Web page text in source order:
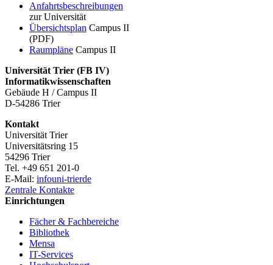
Anfahrtsbeschreibungen
zur Universität
Übersichtsplan Campus II
(PDF)
Raumpläne Campus II
Universität Trier (FB IV)
Informatikwissenschaften
Gebäude H / Campus II
D-54286 Trier
Kontakt
Universität Trier
Universitätsring 15
54296 Trier
Tel. +49 651 201-0
E-Mail: infouni-trierde
Zentrale Kontakte
Einrichtungen
Fächer & Fachbereiche
Bibliothek
Mensa
IT-Services